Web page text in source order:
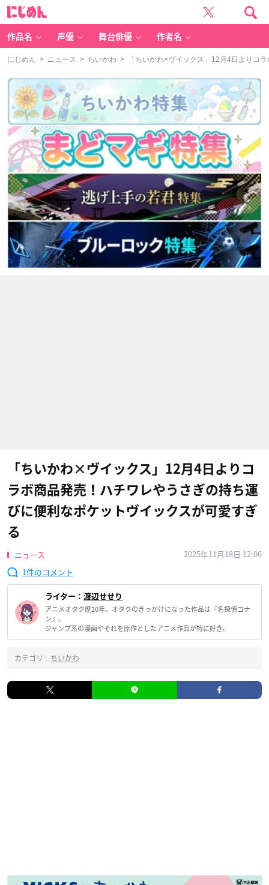
作品名 声優 舞台俳優 作者名
にじめん > ニュース > ちいかわ > 「ちいかわ×ヴイックス」12月4日よりコ
「ちいかわ×ヴイックス」12月4日よりコ
ラボ商品発売！ハチワレやうさぎの持ち運
びに便利なポケットヴイックスが可愛すぎ
る
ニュース
2025年11月18日 12:06
1
ライター： 渡辺せせり
アニメオタク歴20年。オタクのきっかけになった作品は『名探偵コナ
ン』。
ジャンプ系の漫画やそれを原作としたアニメ作品が特に好き。
カテゴリ : ちいかわ